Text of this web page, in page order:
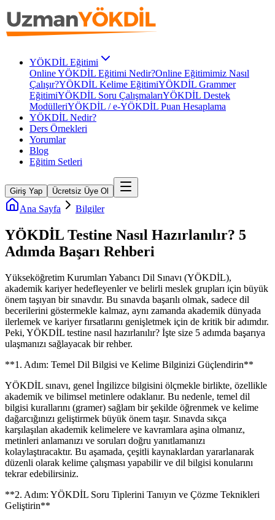
YÖKDİL Eğitimi
Online YÖKDİL Eğitimi Nedir?Online Eğitimimiz Nasıl
Çalışır?YÖKDİL Kelime EğitimiYÖKDİL Grammer
EğitimiYÖKDİL Soru ÇalışmalarıYÖKDİL Destek
ModülleriYÖKDİL / e-YÖKDİL Puan Hesaplama
YÖKDİL Nedir?
Ders Örnekleri
Yorumlar
Blog
Eğitim Setleri
Giriş Yap Ücretsiz Üye Ol
Ana Sayfa Bilgiler
YÖKDİL Testine Nasıl Hazırlanılır? 5
Adımda Başarı Rehberi
Yükseköğretim Kurumları Yabancı Dil Sınavı (YÖKDİL),
akademik kariyer hedefleyenler ve belirli meslek grupları için büyük
önem taşıyan bir sınavdır. Bu sınavda başarılı olmak, sadece dil
becerilerini göstermekle kalmaz, aynı zamanda akademik dünyada
ilerlemek ve kariyer fırsatlarını genişletmek için de kritik bir adımdır.
Peki, YÖKDİL testine nasıl hazırlanılır? İşte size 5 adımda başarıya
ulaşmanızı sağlayacak bir rehber.
**1. Adım: Temel Dil Bilgisi ve Kelime Bilginizi Güçlendirin**
YÖKDİL sınavı, genel İngilizce bilgisini ölçmekle birlikte, özellikle
akademik ve bilimsel metinlere odaklanır. Bu nedenle, temel dil
bilgisi kurallarını (gramer) sağlam bir şekilde öğrenmek ve kelime
dağarcığınızı geliştirmek büyük önem taşır. Sınavda sıkça
karşılaşılan akademik kelimelere ve kavramlara aşina olmanız,
metinleri anlamanızı ve soruları doğru yanıtlamanızı
kolaylaştıracaktır. Bu aşamada, çeşitli kaynaklardan yararlanarak
düzenli olarak kelime çalışması yapabilir ve dil bilgisi konularını
tekrar edebilirsiniz.
**2. Adım: YÖKDİL Soru Tiplerini Tanıyın ve Çözme Teknikleri
Geliştirin**